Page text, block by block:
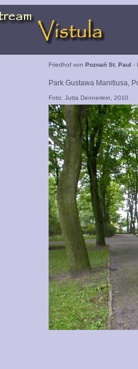
Friedhof von Poznań St. Paul -
Park Gustawa Manitiusa,
Foto: Jutta Dennerlein, 2010